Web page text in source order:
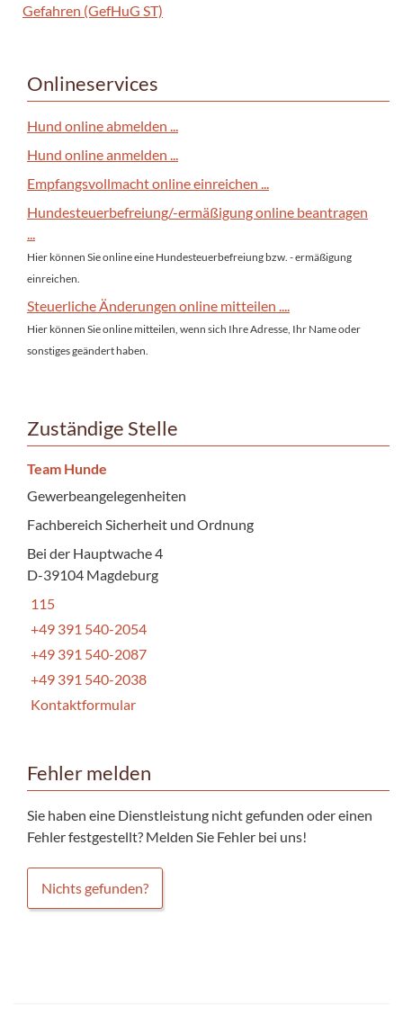
Gefahren (GefHuG ST)
Onlineservices
Hund online abmelden ...
Hund online anmelden ...
Empfangsvollmacht online einreichen ...
Hundesteuerbefreiung/-ermäßigung online beantragen
Hier können Sie online eine Hundesteuerbefreiung bzw. - ermäßigung
einreichen.
Steuerliche Änderungen online mitteilen ....
Hier können Sie online mitteilen, wenn sich Ihre Adresse, Ihr Name oder
sonstiges geändert haben.
Zuständige Stelle
Team Hunde
Gewerbeangelegenheiten
Fachbereich Sicherheit und Ordnung
Bei der Hauptwache 4
D-39104 Magdeburg
115
+49 391 540-2054
+49 391 540-2087
+49 391 540-2038
Kontaktformular
Fehler melden
Sie haben eine Dienstleistung nicht gefunden oder einen
Fehler festgestellt? Melden Sie Fehler bei uns!
Nichts gefunden?